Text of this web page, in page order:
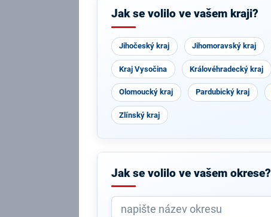
Jak se volilo ve vašem kraji?
Jihočeský kraj Jihomoravský kraj
Kraj Vysočina Královéhradecký kraj
Olomoucký kraj Pardubický kraj
Zlínský kraj
Jak se volilo ve vašem okrese?